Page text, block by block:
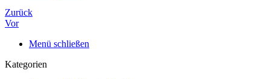
Zurück
Vor
Menü schließen
Kategorien